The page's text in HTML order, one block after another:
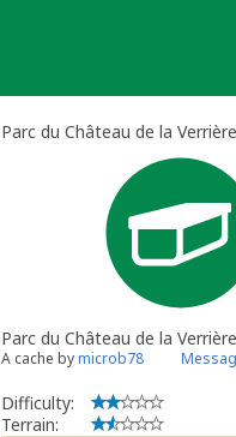
Parc du Château de la
Parc du Château de la
A cache bymicrob78
Difficulty:
Terrain: